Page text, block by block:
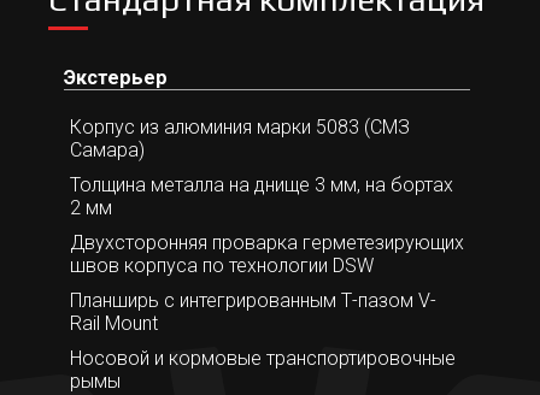
Экстерьер
Корпус из алюминия марки 5083 (СМЗ
Самара)
Толщина металла на днище 3 мм, на бортах
2 мм
Двухсторонняя проварка герметезирующих
швов корпуса по технологии DSW
Планширь с интегрированным Т-пазом V-
Rail Mount
Носовой и кормовые транспортировочные
рымы